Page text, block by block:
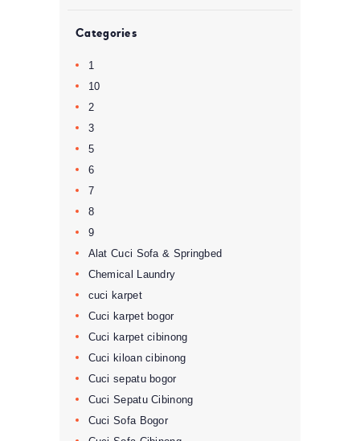
Categories
1
10
2
3
5
6
7
8
9
Alat Cuci Sofa & Springbed
Chemical Laundry
cuci karpet
Cuci karpet bogor
Cuci karpet cibinong
Cuci kiloan cibinong
Cuci sepatu bogor
Cuci Sepatu Cibinong
Cuci Sofa Bogor